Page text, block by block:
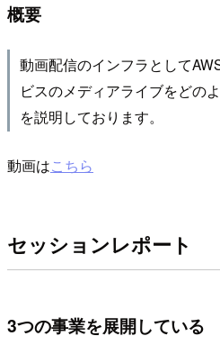
概要
動画配信のインフラとして
ビスのメディアライブをどの
を説明しております。
動画はこちら
セッションレポート
3つの事業を展開している